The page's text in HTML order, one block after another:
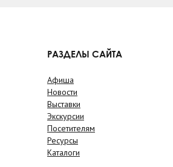
РАЗДЕЛЫ САЙТА
Афиша
Новости
Выставки
Экскурсии
Посетителям
Ресурсы
Каталоги